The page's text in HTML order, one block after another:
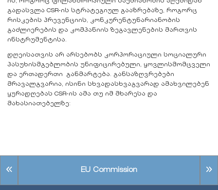
ის, როგორც ფილანთროპიული საქმიანობის აღქმიდან
გადასვლა CSR-ის სტრატეგიულ გააზრებაზე, როგორც
რისკების პრევენციის, კონკურენტუნარიანობის
გაძლიერების და კომპანიის ზეგავლენების მართვის
ინსტრუმენტისა.
დღეისათვის არ არსებობს კორპორაციული სოციალური
პასუხისმგებლობის უნიფიცირებული, ყოვლისმომცველი
და ერთადერთი განმარტება. განსაზღვრებები
მრავალგვარია, ისინი სხვადასხვაგვარად ამახვილებენ
ყურადღებას CSR-ის ამა თუ იმ მხარესა და
მახასიათებელზე:
EU Commission